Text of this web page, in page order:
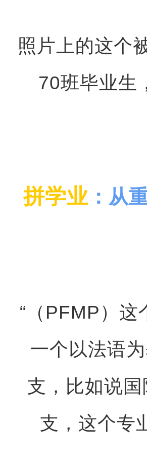
照片上的这个
70班毕业生
拼学业 ：从
“（PFMP）
一个以法语
支，比如说
支，这个专